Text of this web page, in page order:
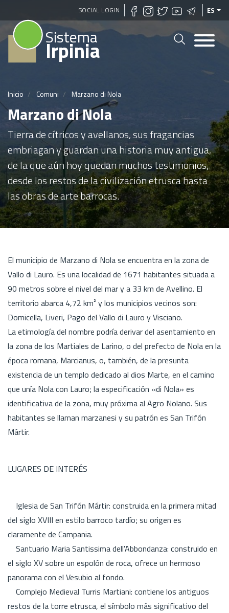
Pasar
al
contenido
SOCIAL LOGIN ES
Sistema
Irpinia
Inicio Comuni Marzano di Nola
Marzano di Nola
Tierra de cítricos y avellanos, sus fragancias
embriagan y guardan una historia muy antigua,
de la que aún hoy quedan muchos testimonios,
desde los restos de la civilización etrusca hasta
las obras de arte barrocas.
El municipio de Marzano di Nola se encuentra en la zona de
Vallo di Lauro. Es una localidad de 1671 habitantes situada a
90 metros sobre el nivel del mar y a 33 km de Avellino. El
territorio abarca 4,72 km² y los municipios vecinos son:
Domicella, Liveri, Pago del Vallo di Lauro y Visciano.
La etimología del nombre podría derivar del asentamiento en
la zona de los Martiales de Larino, o del prefecto de Nola en la
época romana, Marcianus, o, también, de la presunta
existencia de un templo dedicado al dios Marte, en el camino
que unía Nola con Lauro; la especificación «di Nola» es
identificativa de la zona, muy próxima al Agro Nolano. Sus
habitantes se llaman marzanesi y su patrón es San Trifón
Mártir.
LUGARES DE INTERÉS
Iglesia de San Trifón Mártir: construida en la primera mitad
del siglo XVIII en estilo barroco tardío; su origen es
claramente de Campania.
Santuario Maria Santissima dell'Abbondanza: construido en
el siglo XV sobre un espolón de roca, ofrece un hermoso
panorama con el Vesubio al fondo.
Complejo Medieval Turris Martiani: contiene los antiguos
restos de la torre etrusca, el símbolo más significativo del